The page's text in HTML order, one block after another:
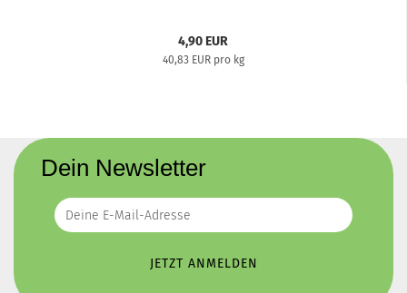
4,90 EUR
40,83 EUR pro kg
Dein Newsletter